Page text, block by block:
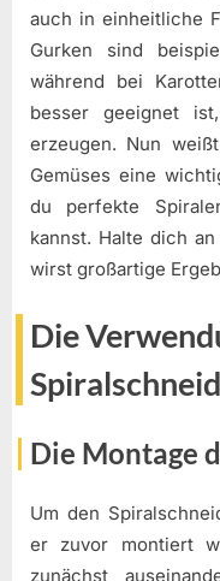
auch in einheitliche
Gurken sind
während bei
besser geeignet
erzeugen. Nun
Gemüses eine
du perfekte
kannst. Halte dich
wirst großartige
Die
Die Montage
Um den
er zuvor montiert
zunächst